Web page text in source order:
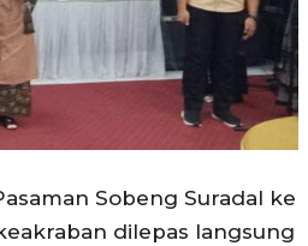
Sobeng Suradal ke
dilepas langsung